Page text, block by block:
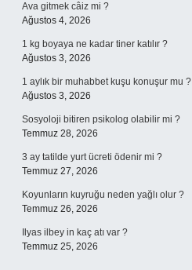
Ava gitmek câiz mi ?
Ağustos 4, 2026
1 kg boyaya ne kadar tiner katılır ?
Ağustos 3, 2026
1 aylık bir muhabbet kuşu konuşur mu ?
Ağustos 3, 2026
Sosyoloji bitiren psikolog olabilir mi ?
Temmuz 28, 2026
3 ay tatilde yurt ücreti ödenir mi ?
Temmuz 27, 2026
Koyunların kuyruğu neden yağlı olur ?
Temmuz 26, 2026
Ilyas ilbey in kaç atı var ?
Temmuz 25, 2026